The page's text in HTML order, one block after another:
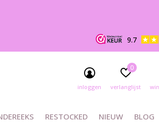
RESTOCKED NIEUW BLOG
inloggen verlanglijst
0
9.7